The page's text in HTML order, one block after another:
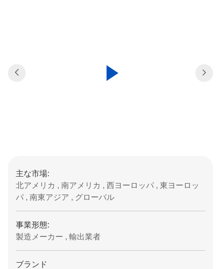
主な市場:
北アメリカ , 南アメリカ , 西ヨーロッパ , 東ヨーロッ
パ , 南東アジア , グローバル
事業形態:
製造メーカー , 輸出業者
ブランド